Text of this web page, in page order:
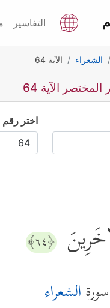
التفاسير
الشعراء الآية 64
الآية 64
اختر رقم
﴿٦٤﴾
الشعراء